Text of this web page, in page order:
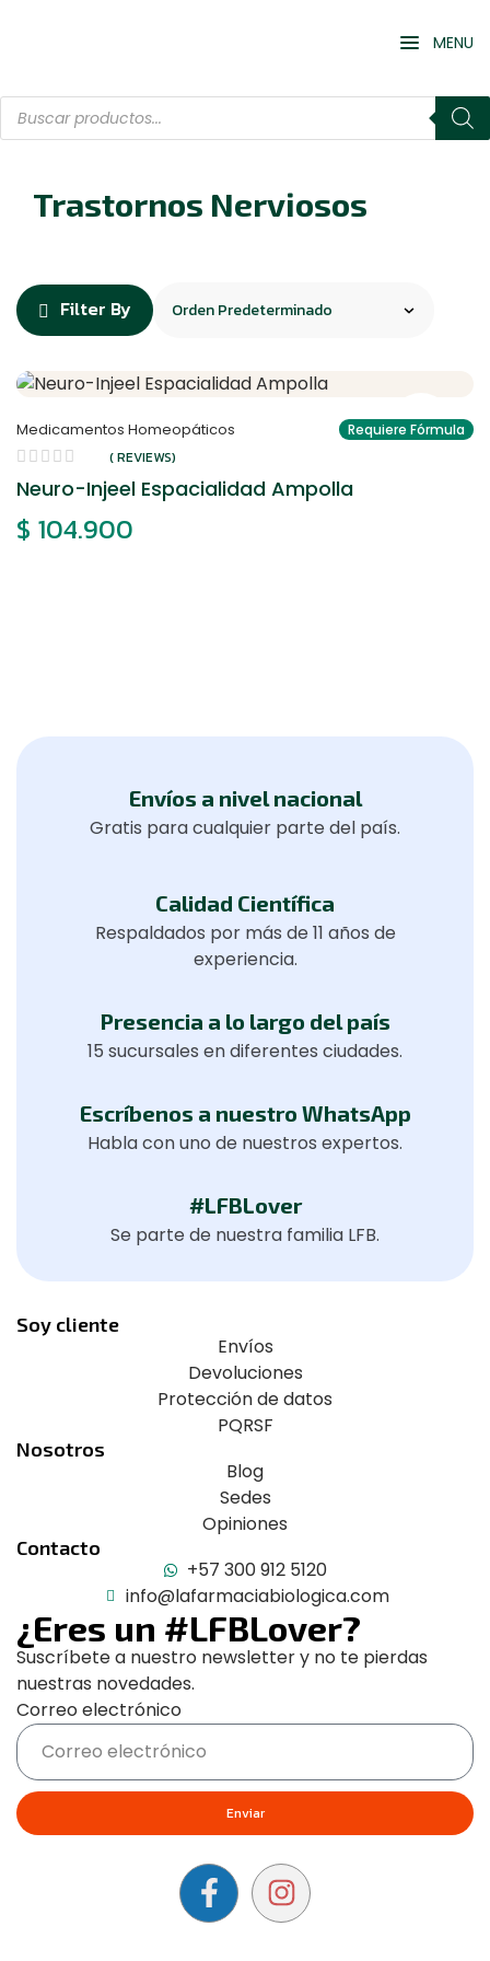
MENU
Trastornos Nerviosos
Filter By
Medicamentos Homeopáticos Requiere Fórmula
( REVIEWS)
Neuro-Injeel Espacialidad Ampolla
$ 104.900
Envíos a nivel nacional
Gratis para cualquier parte del país.
Calidad Científica
Respaldados por más de 11 años de
experiencia.
Presencia a lo largo del país
15 sucursales en diferentes ciudades.
Escríbenos a nuestro WhatsApp
Habla con uno de nuestros expertos.
#LFBLover
Se parte de nuestra familia LFB.
Soy cliente
Envíos
Devoluciones
Protección de datos
PQRSF
Nosotros
Blog
Sedes
Opiniones
Contacto
+57 300 912 5120
info@lafarmaciabiologica.com
¿Eres un #LFBLover?
Suscríbete a nuestro newsletter y no te pierdas
nuestras novedades.
Correo electrónico
Enviar